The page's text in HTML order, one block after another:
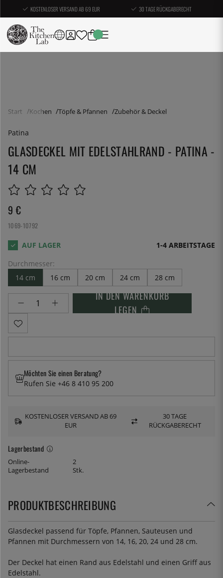
KOSTENLOSER VERSAND AB 69 EUR 30 TAGE RÜCKGABERECHT
Start Kochen Töpfe & Pfannen Zubehör & Deckel
Patina
GLASDECKEL MIT EDELSTAHLRAND - PATINA -
14 CM
9 €
1069-10792
1-4 ARBEITSTAGE
Durchmesser:
14 cm
16 cm 20 cm 24 cm 28 cm
IN DEN WARENKORB
LEGEN
Lagerbestand
Online-
Lagerbestand
2
Stk.
Möchten Sie einen Beratung?
Rufen Sie +46 8 410 95 200
KOSTENLOSER VERSAND AB 69
EUR
30 TAGE
RÜCKGABERECHT
PRODUKTBESCHREIBUNG
Glasdeckel passend für Töpfe, Pfannen, Sauteusen und
Pfannen mit Durchmessern von 14, 16, 20, 24 und 28 cm.
Der Deckel hat einen Rand aus Edelstahl und einen Griff aus
Edelstahl.